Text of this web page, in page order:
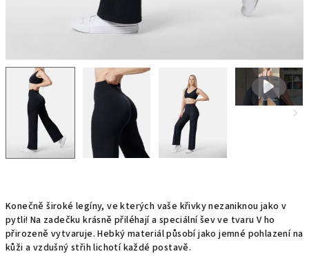
Konečně široké legíny, ve kterých vaše křivky nezaniknou jako v
pytli! Na zadečku krásně přiléhají a speciální šev ve tvaru V ho
přirozeně vytvaruje. Hebký materiál působí jako jemné pohlazení na
kůži a vzdušný střih lichotí každé postavě.